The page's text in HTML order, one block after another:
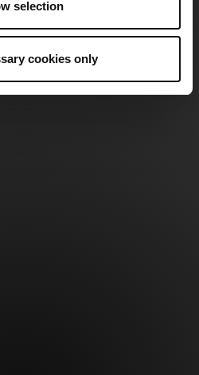
selection
cookies only